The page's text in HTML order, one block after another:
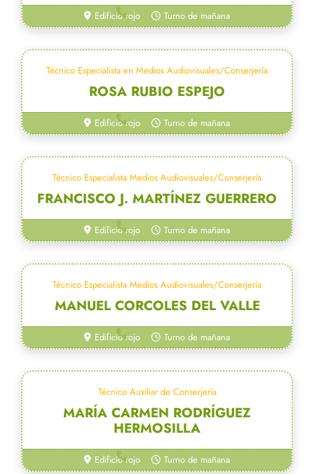
Edificio rojo Turno de mañana
954 55 27 55
Técnico Especialista en Medios Audiovisuales/Conserjería
ROSA RUBIO ESPEJO
Edificio rojo Turno de mañana
954 55 27 50
Técnico Especialista Medios Audiovisuales/Conserjería
FRANCISCO J. MARTÍNEZ GUERRERO
Edificio rojo Turno de mañana
954 55 27 50
Técnico Especialista Medios Audiovisuales/Conserjería
MANUEL CORCOLES DEL VALLE
Edificio rojo Turno de mañana
954 55 27 50
Técnico Auxiliar de Conserjería
MARÍA CARMEN RODRÍGUEZ
HERMOSILLA
Edificio rojo Turno de mañana
954 55 27 50